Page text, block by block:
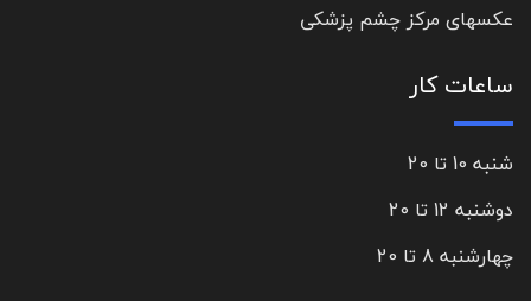
عکسهای مرکز چشم پزشکی
ساعات کار
شنبه 10 تا 20
دوشنبه 12 تا 20
چهارشنبه 8 تا 20